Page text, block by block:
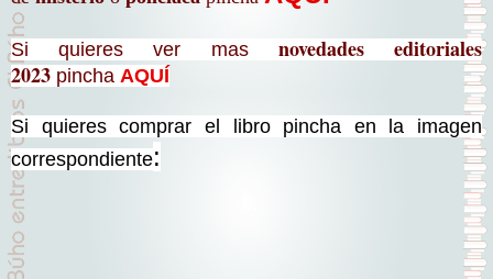
Si quieres ver mas novedades editoriales
2023 pincha AQUÍ
Si quieres comprar el libro pincha en la imagen
correspondiente: